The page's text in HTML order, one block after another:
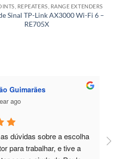
REPEATERS, RANGE EXTENDERS
Sinal TP-Link AX3000 Wi-Fi 6 –
RE705X
Guimarães
ago
dúvidas sobre a escolha
para trabalhar, e tive a